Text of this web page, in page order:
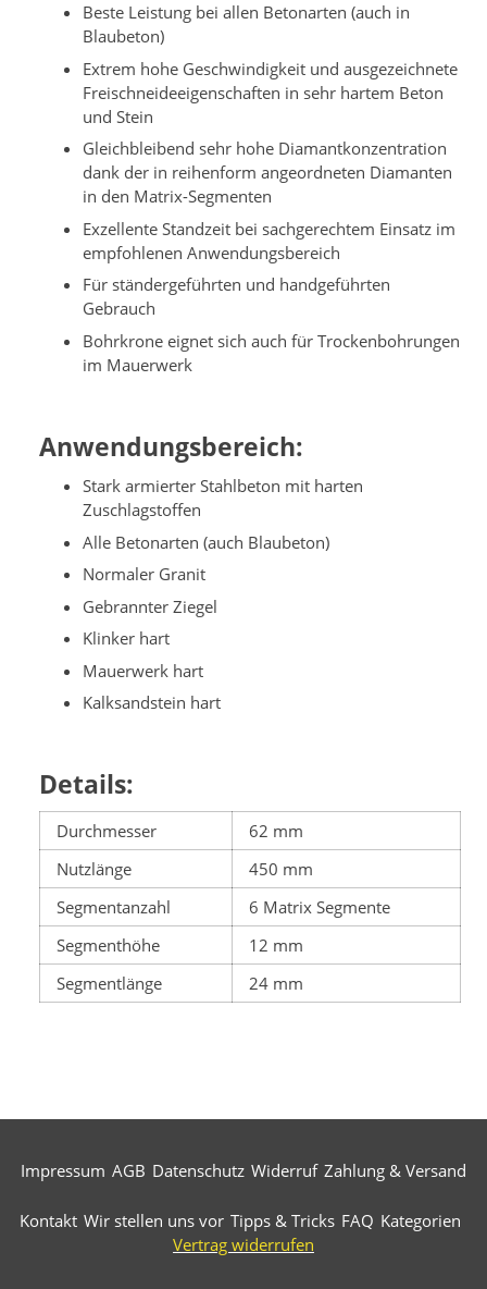
Beste Leistung bei allen Betonarten (auch in
Blaubeton)
Extrem hohe Geschwindigkeit und ausgezeichnete
Freischneideeigenschaften in sehr hartem Beton
und Stein
Gleichbleibend sehr hohe Diamantkonzentration
dank der in reihenform angeordneten Diamanten
in den Matrix-Segmenten
Exzellente Standzeit bei sachgerechtem Einsatz im
empfohlenen Anwendungsbereich
Für ständergeführten und handgeführten
Gebrauch
Bohrkrone eignet sich auch für Trockenbohrungen
im Mauerwerk
Anwendungsbereich:
Stark armierter Stahlbeton mit harten
Zuschlagstoffen
Alle Betonarten (auch Blaubeton)
Normaler Granit
Gebrannter Ziegel
Klinker hart
Mauerwerk hart
Kalksandstein hart
Details:
Durchmesser
62 mm
Nutzlänge
450 mm
Segmentanzahl
6 Matrix Segmente
Segmenthöhe
12 mm
Segmentlänge
24 mm
Impressum AGB Datenschutz Widerruf Zahlung & Versand
Kontakt Wir stellen uns vor Tipps & Tricks FAQ Kategorien
Vertrag widerrufen